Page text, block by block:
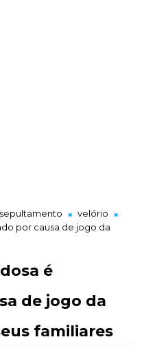
sepultamento
velório
por causa de jogo da
é
de jogo da
familiares